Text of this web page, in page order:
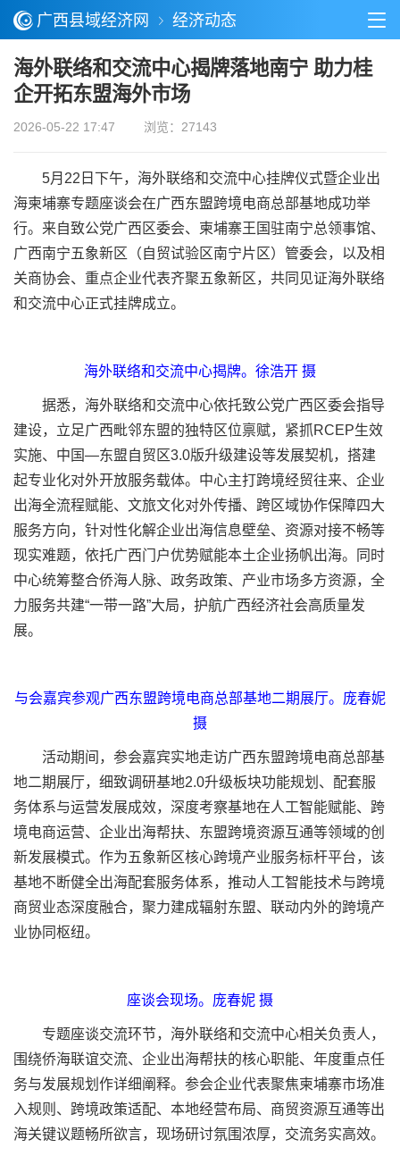
广西县域经济网 经济动态
海外联络和交流中心揭牌落地南宁 助力桂
企开拓东盟海外市场
2026-05-22 17:47 浏览：27143
5月22日下午，海外联络和交流中心挂牌仪式暨企业出
海柬埔寨专题座谈会在广西东盟跨境电商总部基地成功举
行。来自致公党广西区委会、柬埔寨王国驻南宁总领事馆、
广西南宁五象新区（自贸试验区南宁片区）管委会，以及相
关商协会、重点企业代表齐聚五象新区，共同见证海外联络
和交流中心正式挂牌成立。
海外联络和交流中心揭牌。徐浩开 摄
据悉，海外联络和交流中心依托致公党广西区委会指导
建设，立足广西毗邻东盟的独特区位禀赋，紧抓RCEP生效
实施、中国—东盟自贸区3.0版升级建设等发展契机，搭建
起专业化对外开放服务载体。中心主打跨境经贸往来、企业
出海全流程赋能、文旅文化对外传播、跨区域协作保障四大
服务方向，针对性化解企业出海信息壁垒、资源对接不畅等
现实难题，依托广西门户优势赋能本土企业扬帆出海。同时
中心统筹整合侨海人脉、政务政策、产业市场多方资源，全
力服务共建“一带一路”大局，护航广西经济社会高质量发
展。
与会嘉宾参观广西东盟跨境电商总部基地二期展厅。庞春妮
摄
活动期间，参会嘉宾实地走访广西东盟跨境电商总部基
地二期展厅，细致调研基地2.0升级板块功能规划、配套服
务体系与运营发展成效，深度考察基地在人工智能赋能、跨
境电商运营、企业出海帮扶、东盟跨境资源互通等领域的创
新发展模式。作为五象新区核心跨境产业服务标杆平台，该
基地不断健全出海配套服务体系，推动人工智能技术与跨境
商贸业态深度融合，聚力建成辐射东盟、联动内外的跨境产
业协同枢纽。
座谈会现场。庞春妮 摄
专题座谈交流环节，海外联络和交流中心相关负责人，
围绕侨海联谊交流、企业出海帮扶的核心职能、年度重点任
务与发展规划作详细阐释。参会企业代表聚焦柬埔寨市场准
入规则、跨境政策适配、本地经营布局、商贸资源互通等出
海关键议题畅所欲言，现场研讨氛围浓厚，交流务实高效。